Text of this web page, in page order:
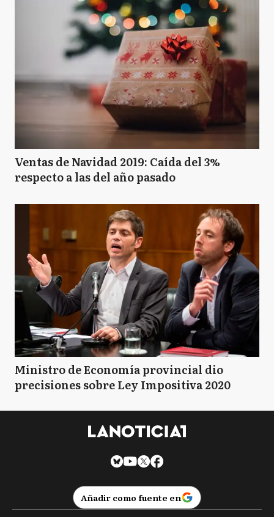
Ventas de Navidad 2019: Caída del 3%
respecto a las del año pasado
Ministro de Economía provincial dio
precisiones sobre Ley Impositiva 2020
Añadir como fuente en